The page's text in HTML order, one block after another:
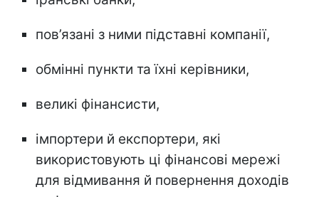
пов’язані з ними підставні компанії,
обмінні пункти та їхні керівники,
великі фінансисти,
імпортери й експортери, які
використовують ці фінансові мережі
для відмивання й повернення доходів